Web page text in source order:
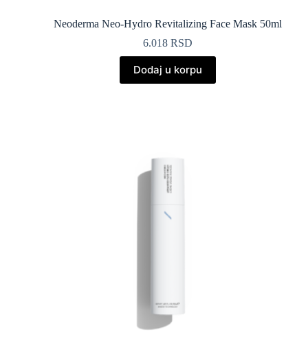
Neoderma Neo-Hydro Revitalizing Face Mask 50ml
6.018 RSD
Dodaj u korpu